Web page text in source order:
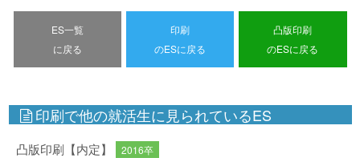
ES一覧
に戻る
印刷
のESに戻る
凸版印刷
のESに戻る
印刷で他の就活生に見られているES
凸版印刷【内定】 2016卒